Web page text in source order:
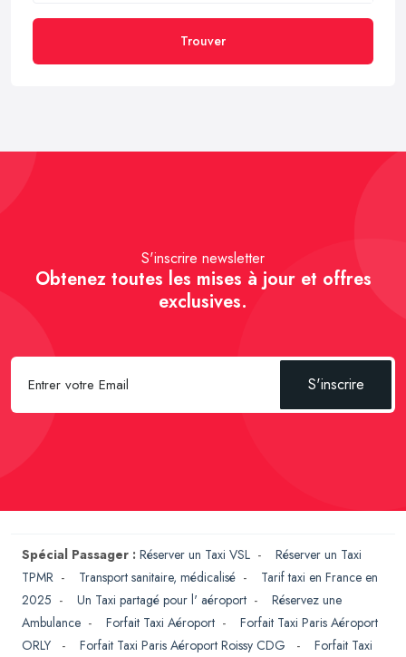
Trouver
S'inscrire newsletter
Obtenez toutes les mises à jour et offres
exclusives.
S'inscrire
Spécial Passager : Réserver un Taxi VSL - Réserver un Taxi
TPMR - Transport sanitaire, médicalisé - Tarif taxi en France en
2025 - Un Taxi partagé pour l' aéroport - Réservez une
Ambulance - Forfait Taxi Aéroport - Forfait Taxi Paris Aéroport
ORLY
- Forfait Taxi Paris Aéroport Roissy CDG - Forfait Taxi